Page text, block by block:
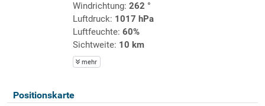
Windrichtung: 262 °
Luftdruck: 1017 hPa
Luftfeuchte: 60%
Sichtweite: 10 km
mehr
Positionskarte